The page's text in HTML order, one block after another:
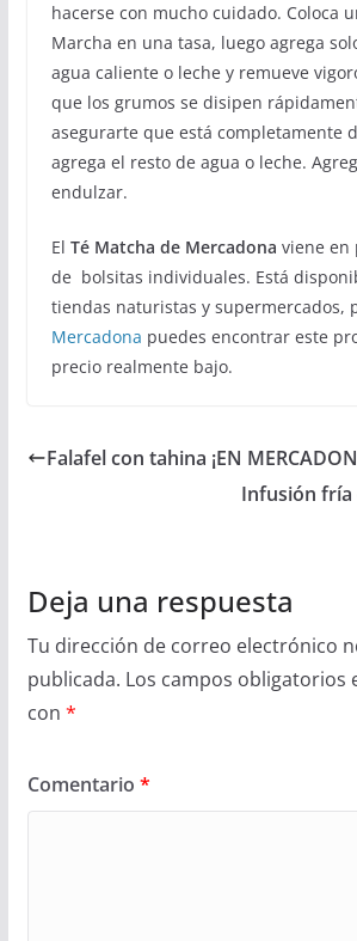
hacerse con mucho cuidado. Coloca
Marcha en una tasa, luego agrega
agua caliente o leche y remueve
que los grumos se disipen
asegurarte que está completamente
agrega el resto de agua o leche.
endulzar.
El Té Matcha de Mercadona viene en
de bolsitas individuales. Está
tiendas naturistas y supermercados,
Mercadona puedes encontrar este
precio realmente bajo.
Falafel con tahina ¡EN
Infusión fría
Deja una respuesta
Tu dirección de correo electrónico
publicada. Los campos obligatorios
con *
Comentario *